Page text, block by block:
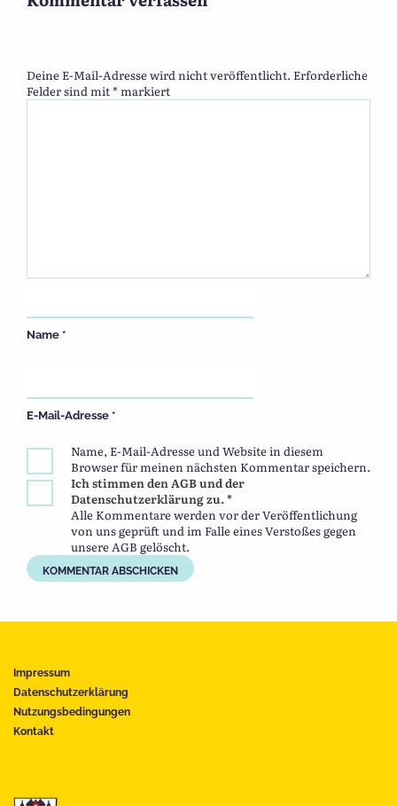
Deine E-Mail-Adresse wird nicht veröffentlicht. Erforderliche
Felder sind mit* markiert
Name *
E-Mail-Adresse *
Name, E-Mail-Adresse und Website in diesem
Browser für meinen nächsten Kommentar speichern.
Ich stimmen den AGB und der
Datenschutzerklärung zu. *
Alle Kommentare werden vor der Veröffentlichung
von uns geprüft und im Falle eines Verstoßes gegen
unsere AGB gelöscht.
Impressum
Datenschutzerklärung
Nutzungsbedingungen
Kontakt